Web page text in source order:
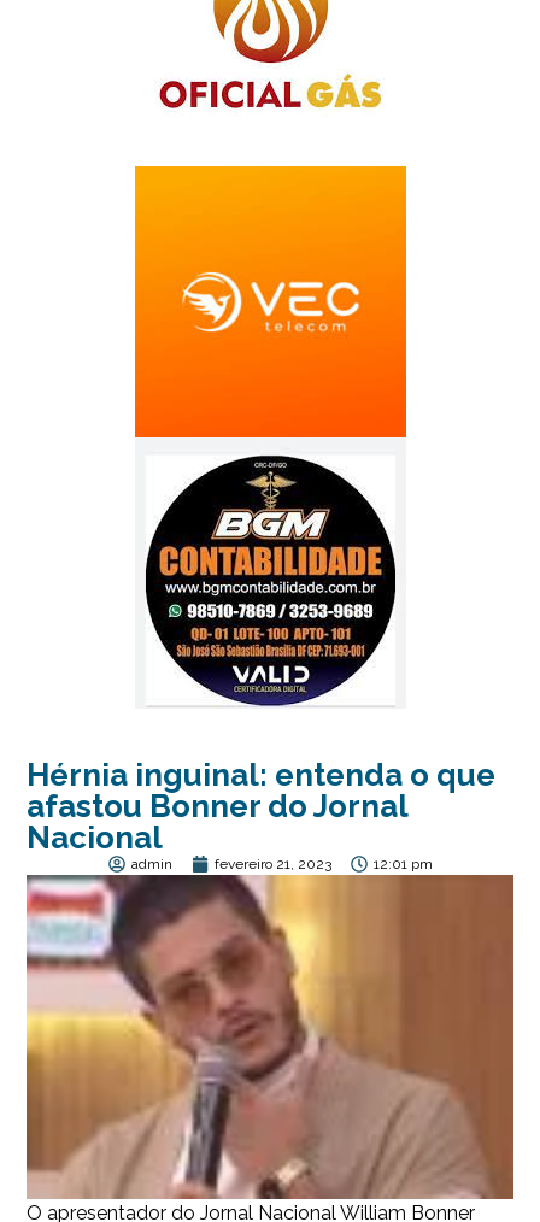
Hérnia inguinal: entenda o que
afastou Bonner do Jornal
Nacional
admin fevereiro 21, 2023 12:01 pm
O apresentador do Jornal Nacional William Bonner